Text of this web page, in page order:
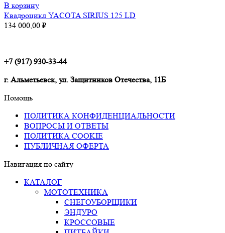
В корзину
Квадроцикл YACOTA SIRIUS 125 LD
134 000,00 ₽
+7 (917) 930-33-44
г. Альметьевск, ул. Защитников Отечества, 11Б
Помощь
ПОЛИТИКА КОНФИДЕНЦИАЛЬНОСТИ
ВОПРОСЫ И ОТВЕТЫ
ПОЛИТИКА COOKIE
ПУБЛИЧНАЯ ОФЕРТА
Навигация по сайту
КАТАЛОГ
МОТОТЕХНИКА
СНЕГОУБОРЩИКИ
ЭНДУРО
КРОССОВЫЕ